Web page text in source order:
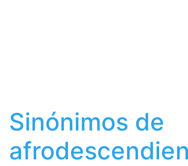
Sinónimos de